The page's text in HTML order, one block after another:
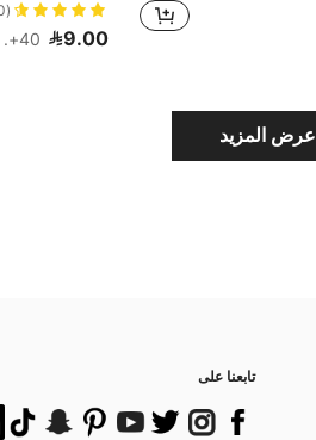
(1000+)
9.00 40+. تم بيع
عرض المزيد
تابعنا على